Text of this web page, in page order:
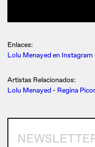
Enlaces:
Lolu Menayed en Instagram
Artistas Relacionados:
Lolu Menayed - Regina